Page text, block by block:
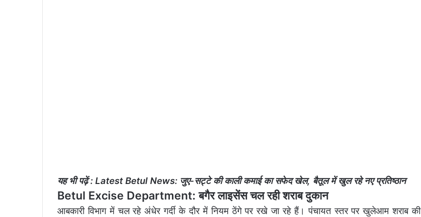
यह भी पढ़ें : Latest Betul News: जुए-सट्टे की काली कमाई का सफेद खेल, बैतूल में खुल रहे नए प्रतिष्ठान
Betul Excise Department: बगैर लाइसेंस चल रही शराब दुकान
आबकारी विभाग में चल रहे अंधेर गर्दी के दौर में नियम ठेंगे पर रखे जा रहे हैं। पंचायत स्तर पर खुलेआम शराब की